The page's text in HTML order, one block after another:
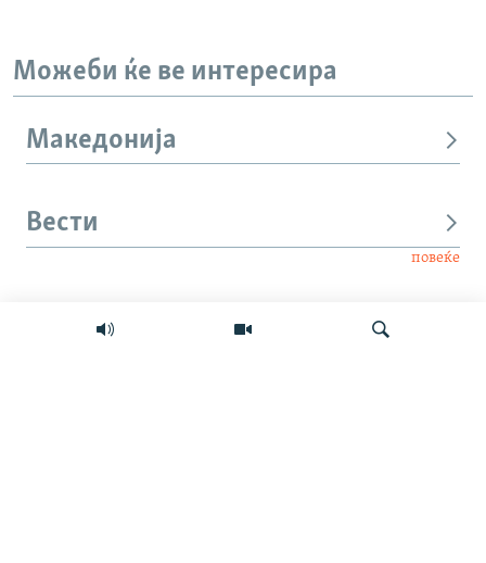
Можеби ќе ве интересира
Македонија
Вести
повеќе
Интервју